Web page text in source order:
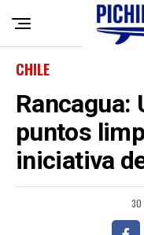
CHILE
Rancagua:
puntos
iniciativa
30